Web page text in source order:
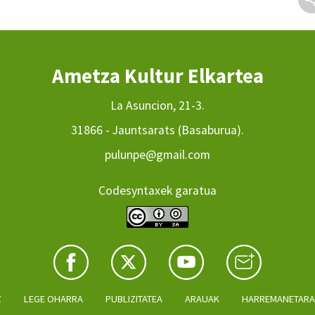
Ametza Kultur Elkartea
La Asuncion, 21-3.
31866 - Jauntsarats (Basaburua).
pulunpe@gmail.com
Codesyntaxek garatua
LEGE OHARRA PUBLIZITATEA ARAUAK